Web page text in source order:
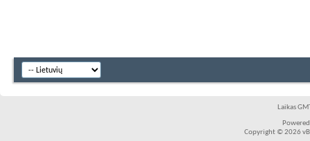
Laikas
Copyright © 2026